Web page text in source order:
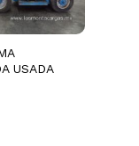
USADA